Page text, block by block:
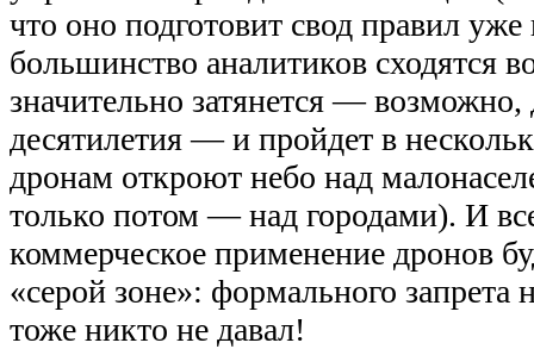
что оно подготовит свод правил уже
большинство аналитиков сходятся
значительно затянется —
десятилетия — и пройдет в
дронам откроют небо над
только потом — над городами). И
коммерческое применение дронов
«серой зоне»: формального запрета
тоже никто не давал!